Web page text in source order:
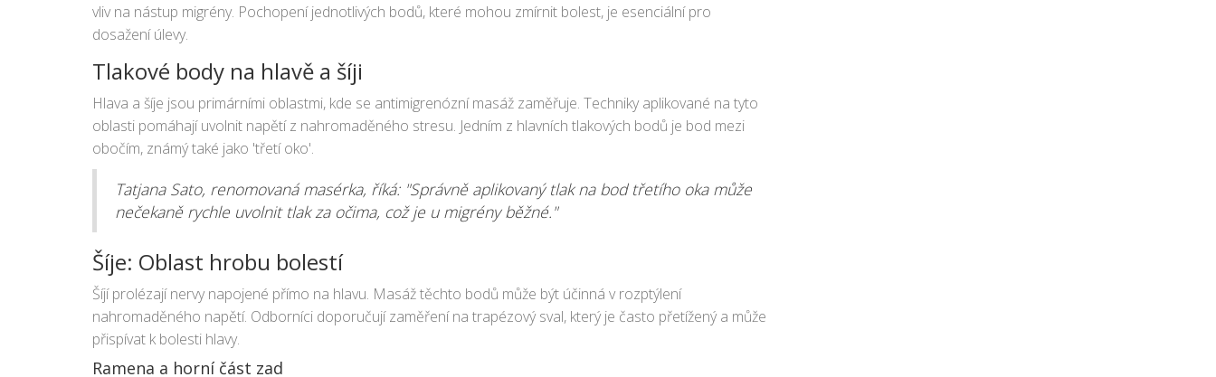
vliv na nástup migrény. Pochopení jednotlivých bodů, které mohou zmírnit bolest, je esenciální pro
dosažení úlevy.
Tlakové body na hlavě a šíji
Hlava a šíje jsou primárními oblastmi, kde se antimigrenózní masáž zaměřuje. Techniky aplikované na tyto
oblasti pomáhají uvolnit napětí z nahromaděného stresu. Jedním z hlavních tlakových bodů je bod mezi
obočím, známý také jako 'třetí oko'.
Tatjana Sato, renomovaná masérka, říká: "Správně aplikovaný tlak na bod třetího oka může
nečekaně rychle uvolnit tlak za očima, což je u migrény běžné."
Šíje: Oblast hrobu bolestí
Šíjí prolézají nervy napojené přímo na hlavu. Masáž těchto bodů může být účinná v rozptýlení
nahromaděného napětí. Odborníci doporučují zaměření na trapézový sval, který je často přetížený a může
přispívat k bolesti hlavy.
Ramena a horní část zad